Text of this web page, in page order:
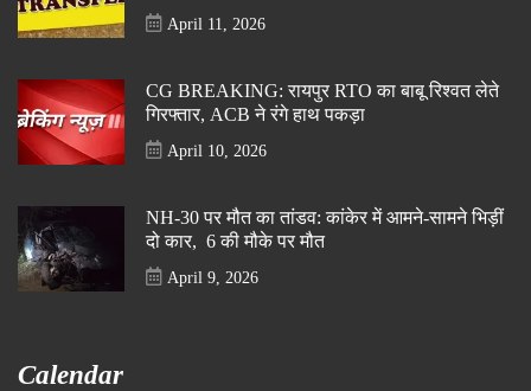
April 11, 2026
CG BREAKING: रायपुर RTO का बाबू रिश्वत लेते
गिरफ्तार, ACB ने रंगे हाथ पकड़ा
April 10, 2026
NH-30 पर मौत का तांडव: कांकेर में आमने-सामने भिड़ीं
दो कार, 6 की मौके पर मौत
April 9, 2026
Calendar